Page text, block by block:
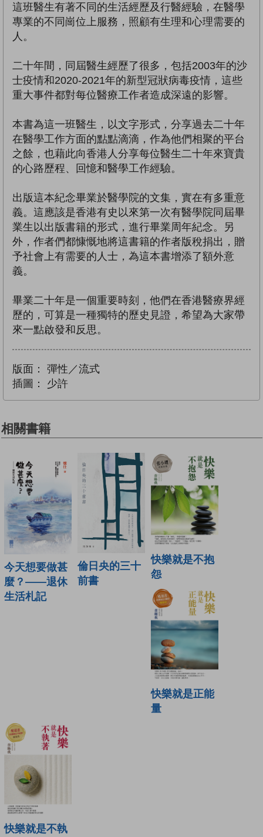
這班醫生有著不同的生活經歷及行醫經驗，在醫學
專業的不同崗位上服務，照顧有生理和心理需要的
人。
二十年間，同屆醫生經歷了很多，包括2003年的沙
士疫情和2020-2021年的新型冠狀病毒疫情，這些
重大事件都對每位醫療工作者造成深遠的影響。
本書為這一班醫生，以文字形式，分享過去二十年
在醫學工作方面的點點滴滴，作為他們相聚的平台
之餘，也藉此向香港人分享每位醫生二十年來寶貴
的心路歷程、回憶和醫學工作經驗。
出版這本紀念畢業於醫學院的文集，實在有多重意
義。這應該是香港有史以來第一次有醫學院同屆畢
業生以出版書籍的形式，進行畢業周年紀念。另
外，作者們都慷慨地將這書籍的作者版稅捐出，贈
予社會上有需要的人士，為這本書增添了額外意
義。
畢業二十年是一個重要時刻，他們在香港醫療界經
歷的，可算是一種獨特的歷史見證，希望為大家帶
來一點啟發和反思。
版面：
彈性／流式
插圖：
少許
相關書籍
今天想要做甚
麼？——退休
生活札記
倫日央的三十
前書
快樂就是不抱
怨
快樂就是正能
量
快樂就是不執